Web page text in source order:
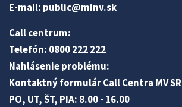
E-mail: public@minv.sk
Call centrum:
Telefón: 0800 222 222
Nahlásenie problému:
Kontaktný formulár Call Centra MV SR
PO, UT, ŠT, PIA: 8.00 - 16.00